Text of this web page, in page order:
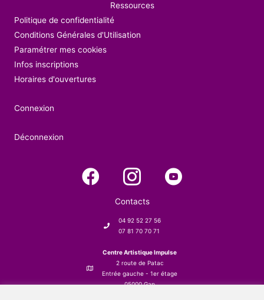
Ressources
Politique de confidentialité
Conditions Générales d'Utilisation
Paramétrer mes cookies
Infos inscriptions
Horaires d'ouvertures
Connexion
Déconnexion
Contacts
04 92 52 27 56
07 81 70 70 71
Centre Artistique Impulse
2 route de Patac
Entrée gauche - 1er étage
05000 Gap